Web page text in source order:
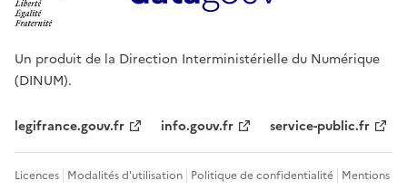
Un produit de la Direction Interministérielle du Numérique
(DINUM).
legifrance.gouv.fr info.gouv.fr service-public.fr
Licences Modalités d'utilisation Politique de confidentialité Mentions